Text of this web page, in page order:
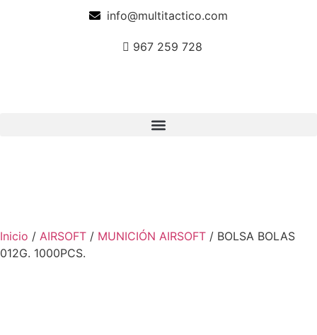
info@multitactico.com
967 259 728
Inicio / AIRSOFT / MUNICIÓN AIRSOFT / BOLSA BOLAS
012G. 1000PCS.